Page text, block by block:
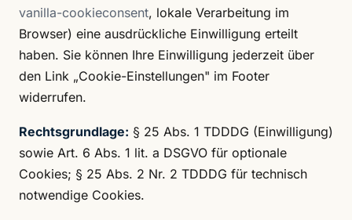
vanilla-cookieconsent, lokale Verarbeitung im
Browser) eine ausdrückliche Einwilligung erteilt
haben. Sie können Ihre Einwilligung jederzeit über
den Link „Cookie-Einstellungen" im Footer
widerrufen.
Rechtsgrundlage: § 25 Abs. 1 TDDDG (Einwilligung)
sowie Art. 6 Abs. 1 lit. a DSGVO für optionale
Cookies; § 25 Abs. 2 Nr. 2 TDDDG für technisch
notwendige Cookies.